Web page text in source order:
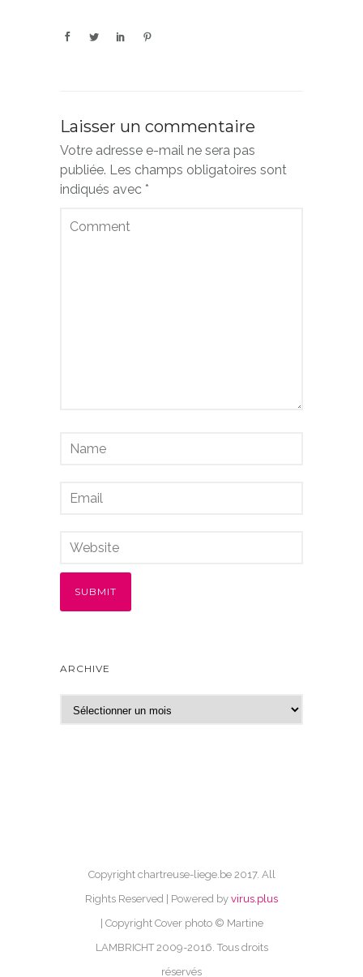
Laisser un commentaire
Votre adresse e-mail ne sera pas
publiée. Les champs obligatoires sont
indiqués avec *
ARCHIVE
r
Copyright chartreuse-liege.be 2017. All
Rights Reserved | Powered by virus.plus
| Copyright Cover photo © Martine
LAMBRICHT 2009-2016. Tous droits
réservés